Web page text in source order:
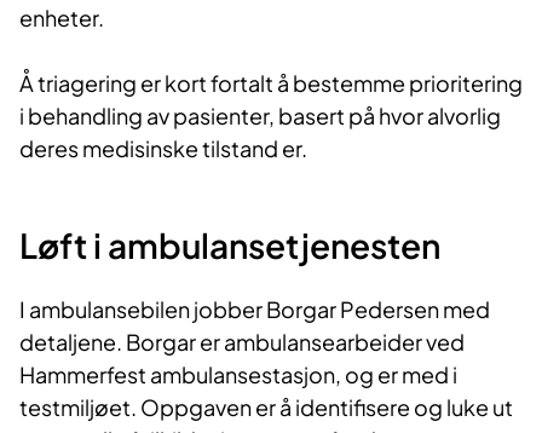
enheter.
Å triagering er kort fortalt å bestemme prioritering
i behandling av pasienter, basert på hvor alvorlig
deres medisinske tilstand er.
Løft i ambulansetjenesten
I ambulansebilen jobber Borgar Pedersen med
detaljene. Borgar er ambulansearbeider ved
Hammerfest ambulansestasjon, og er med i
testmiljøet. Oppgaven er å identifisere og luke ut